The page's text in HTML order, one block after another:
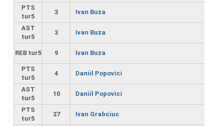
PTS
tur5
3 Ivan Buza
AST
tur5
3 Ivan Buza
REB tur5 9 Ivan Buza
PTS
tur5
4 Daniil Popovici
AST
tur5
10 Daniil Popovici
PTS
tur5
27 Ivan Grabciuc